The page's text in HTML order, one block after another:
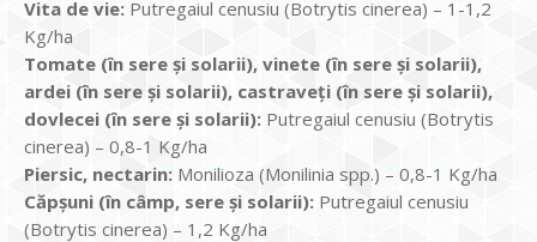
Vita de vie: Putregaiul cenusiu (Botrytis cinerea) – 1-1,2
Kg/ha
Tomate (în sere și solarii), vinete (în sere și solarii),
ardei (în sere și solarii), castraveți (în sere și solarii),
dovlecei (în sere și solarii): Putregaiul cenusiu (Botrytis
cinerea) – 0,8-1 Kg/ha
Piersic, nectarin: Monilioza (Monilinia spp.) – 0,8-1 Kg/ha
Căpșuni (în câmp, sere și solarii): Putregaiul cenusiu
(Botrytis cinerea) – 1,2 Kg/ha